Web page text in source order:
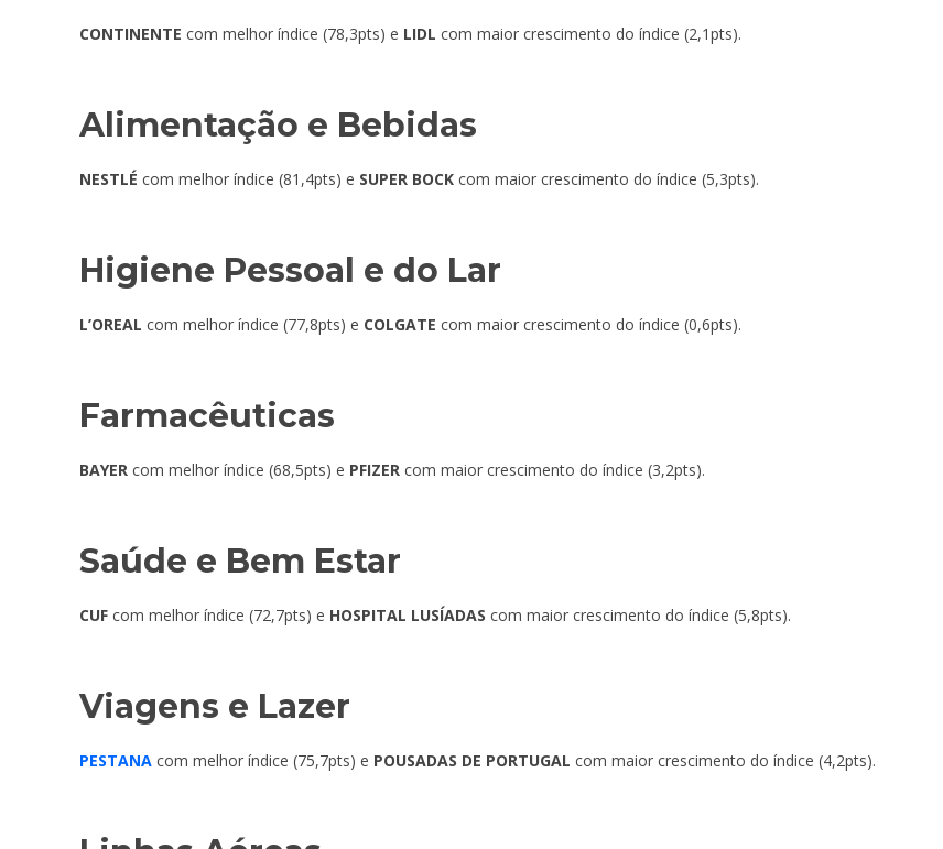
CONTINENTE com melhor índice (78,3pts) e LIDL com maior crescimento do índice (2,1pts).
Alimentação e Bebidas
NESTLÉ com melhor índice (81,4pts) e SUPER BOCK com maior crescimento do índice (5,3pts).
Higiene Pessoal e do Lar
L’OREAL com melhor índice (77,8pts) e COLGATE com maior crescimento do índice (0,6pts).
Farmacêuticas
BAYER com melhor índice (68,5pts) e PFIZER com maior crescimento do índice (3,2pts).
Saúde e Bem Estar
CUF com melhor índice (72,7pts) e HOSPITAL LUSÍADAS com maior crescimento do índice (5,8pts).
Viagens e Lazer
PESTANA com melhor índice (75,7pts) e POUSADAS DE PORTUGAL com maior crescimento do índice (4,2pts).